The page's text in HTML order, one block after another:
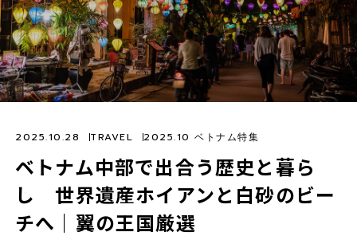
ス
キ
ッ
プ
ベトナム中部で出合う歴史と暮ら
し 世界遺産ホイアンと白砂のビー
チへ｜翼の王国厳選
2025.10.28 TRAVEL 2025.10 ベトナム特集